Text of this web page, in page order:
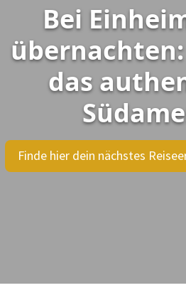
Bei
das
Finde hier dein nächstes